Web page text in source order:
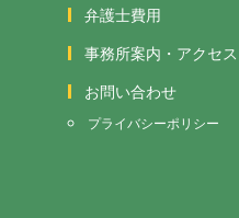
弁護士費用
事務所案内・アクセス
お問い合わせ
プライバシーポリシー